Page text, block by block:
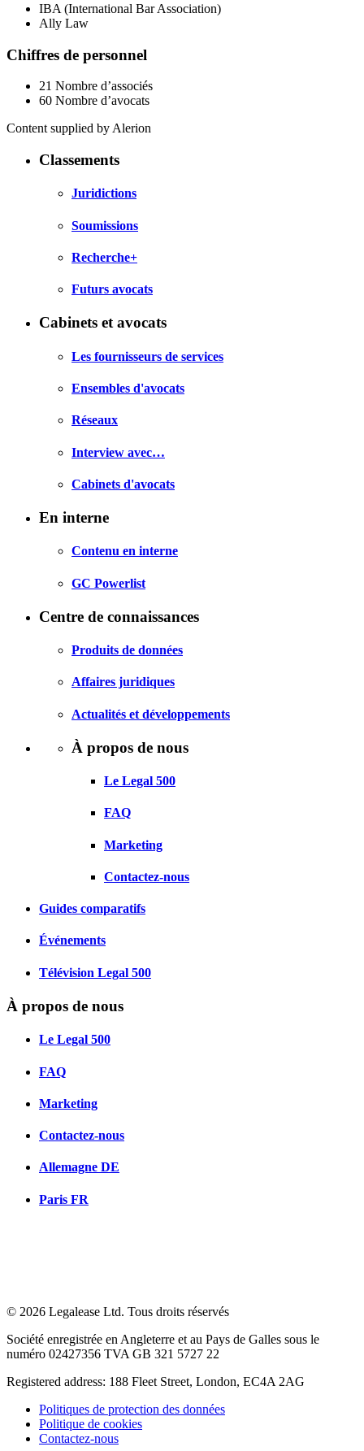
IBA (International Bar Association)
Ally Law
Chiffres de personnel
21 Nombre d’associés
60 Nombre d’avocats
Content supplied by Alerion
Classements
Juridictions
Soumissions
Recherche+
Futurs avocats
Cabinets et avocats
Les fournisseurs de services
Ensembles d'avocats
Réseaux
Interview avec…
Cabinets d'avocats
En interne
Contenu en interne
GC Powerlist
Centre de connaissances
Produits de données
Affaires juridiques
Actualités et développements
À propos de nous
Le Legal 500
FAQ
Marketing
Contactez-nous
Guides comparatifs
Événements
Télévision Legal 500
À propos de nous
Le Legal 500
FAQ
Marketing
Contactez-nous
Allemagne DE
Paris FR
© 2026 Legalease Ltd. Tous droits réservés
Société enregistrée en Angleterre et au Pays de Galles sous le
numéro 02427356 TVA GB 321 5727 22
Registered address: 188 Fleet Street, London, EC4A 2AG
Politiques de protection des données
Politique de cookies
Contactez-nous